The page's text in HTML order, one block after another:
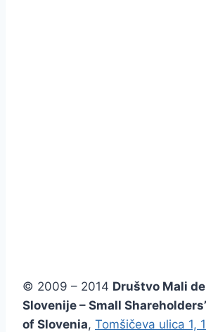
© 2009 – 2014 Društvo Mali
Slovenije – Small
of Slovenia, Tomšičeva ulica 1,